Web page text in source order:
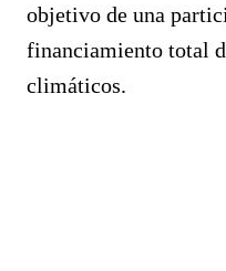
objetivo de una
financiamiento total
climáticos.